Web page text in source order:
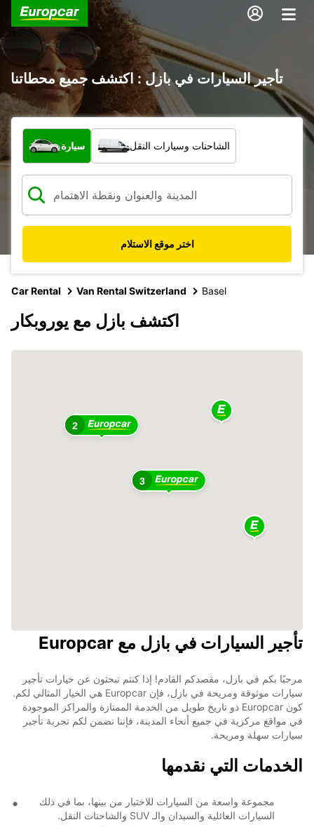
تأجير السيارات في بازل : اكتشف جميع محطاتنا
ما نوع المركبة؟
سيارة الشاحنات وسيارات النقل
اختر موقع الاستلام
Car Rental Van Rental Switzerland Basel
اكتشف بازل مع يوروبكار
3
2
تأجير السيارات في بازل مع Europcar
مرحبًا بكم في بازل، مقصدكم القادم! إذا كنتم تبحثون عن خيارات تأجير
سيارات موثوقة ومريحة في بازل، فإن Europcar هي الخيار المثالي لكم.
كون Europcar ذو تاريخ طويل من الخدمة الممتازة والمراكز الموجودة
في مواقع مركزية في جميع أنحاء المدينة، فإننا نضمن لكم تجربة تأجير
سيارات سهلة ومريحة.
الخدمات التي نقدمها
مجموعة واسعة من السيارات للاختيار من بينها، بما في ذلك
السيارات العائلية والسيدان والـ SUV والشاحنات النقل.